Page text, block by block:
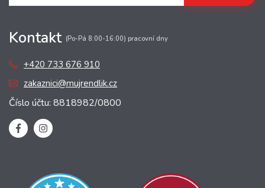
Kontakt (Po-Pá 8:00-16:00) pracovní dny
+420 733 676 910
zakaznici@mujrendlik.cz
Číslo účtu: 8818982/0800